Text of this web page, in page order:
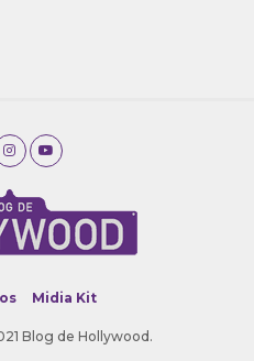
Midia Kit
Blog de Hollywood.